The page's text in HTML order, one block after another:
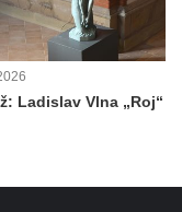
Ladislav Vlna „Roj“